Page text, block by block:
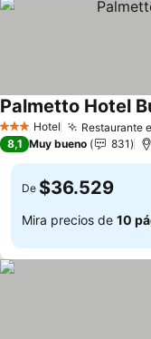
3 Estrellas
Hotel Restaurante
Palmetto Hotel
8,1 Muy bueno 831
De $36.529
Mira precios de 10